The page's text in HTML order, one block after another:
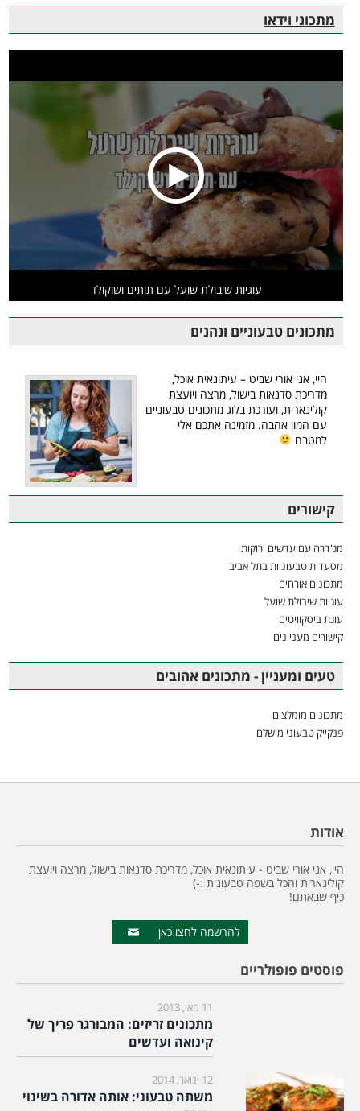
מתכוני וידאו
עוגיות שיבולת שועל עם תותים ושוקולד
מתכונים טבעוניים ונהנים
היי, אני אורי שביט – עיתונאית אוכל,
מדריכת סדנאות בישול, מרצה ויועצת
קולינארית, ועורכת בלוג מתכונים טבעוניים
עם המון אהבה. מזמינה אתכם אלי
למטבח
קישורים
מג'דרה עם עדשים ירוקות
מסעדות טבעוניות בתל אביב
מתכונים אורחים
עוגיות שיבולת שועל
עוגת ביסקוויטים
קישורים מעניינים
טעים ומעניין - מתכונים אהובים
מתכונים מומלצים
פנקייק טבעוני מושלם
אודות
היי, אני אורי שביט - עיתונאית אוכל, מדריכת סדנאות בישול, מרצה ויועצת
קולינארית והכל בשפה טבעונית :-)
כיף שבאתם!
להרשמה לחצו כאן
פוסטים פופולריים
11 מאי, 2013
מתכונים זריזים: המבורגר פריך של
קינואה ועדשים
12 ינואר, 2014
משתה טבעוני: אותה אדורה בשינוי